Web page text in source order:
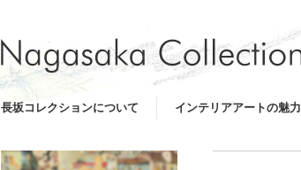
長坂コレクションについて インテリアアートの魅力